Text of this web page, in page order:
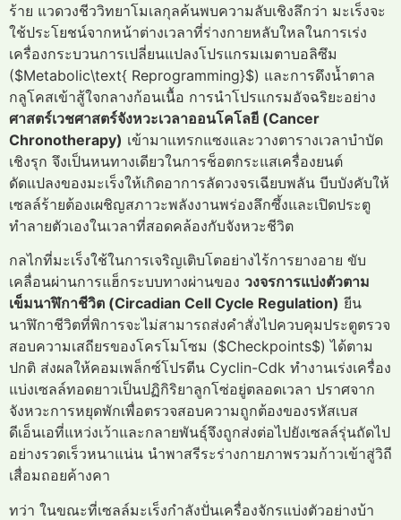
ร้าย แวดวงชีววิทยาโมเลกุลค้นพบความลับเชิงลึกว่า มะเร็งจะ
ใช้ประโยชน์จากหน้าต่างเวลาที่ร่างกายหลับใหลในการเร่ง
เครื่องกระบวนการเปลี่ยนแปลงโปรแกรมเมตาบอลิซึม
($Metabolic\text{ Reprogramming}$) และการดึงน้ำตาล
กลูโคสเข้าสู้ใจกลางก้อนเนื้อ การนำโปรแกรมอัจฉริยะอย่าง
ศาสตร์เวชศาสตร์จังหวะเวลาออนโคโลยี (Cancer
Chronotherapy) เข้ามาแทรกแซงและวางตารางเวลาบำบัด
เชิงรุก จึงเป็นหนทางเดียวในการช็อตกระแสเครื่องยนต์
ดัดแปลงของมะเร็งให้เกิดอาการลัดวงจรเฉียบพลัน บีบบังคับให้
เซลล์ร้ายต้องเผชิญสภาวะพลังงานพร่องลึกซึ้งและเปิดประตู
ทำลายตัวเองในเวลาที่สอดคล้องกับจังหวะชีวิต
กลไกที่มะเร็งใช้ในการเจริญเติบโตอย่างไร้การยางอาย ขับ
เคลื่อนผ่านการแฮ็กระบบทางผ่านของ วงจรการแบ่งตัวตาม
เข็มนาฬิกาชีวิต (Circadian Cell Cycle Regulation) ยีน
นาฬิกาชีวิตที่พิการจะไม่สามารถส่งคำสั่งไปควบคุมประตูตรวจ
สอบความเสถียรของโครโมโซม ($Checkpoints$) ได้ตาม
ปกติ ส่งผลให้คอมเพล็กซ์โปรตีน Cyclin-Cdk ทำงานเร่งเครื่อง
แบ่งเซลล์ทอดยาวเป็นปฏิกิริยาลูกโซ่อยู่ตลอดเวลา ปราศจาก
จังหวะการหยุดพักเพื่อตรวจสอบความถูกต้องของรหัสเบส
ดีเอ็นเอที่แหว่งเว้าและกลายพันธุ์จึงถูกส่งต่อไปยังเซลล์รุ่นถัดไป
อย่างรวดเร็วหนาแน่น นำพาสรีระร่างกายภาพรวมก้าวเข้าสู่วิถี
เสื่อมถอยค้างคา
ทว่า ในขณะที่เซลล์มะเร็งกำลังปั่นเครื่องจักรแบ่งตัวอย่างบ้า